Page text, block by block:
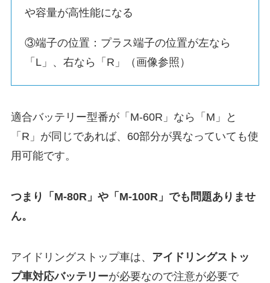
や容量が高性能になる
③端子の位置：プラス端子の位置が左なら
「L」、右なら「R」（画像参照）
適合バッテリー型番が「M-60R」なら「M」と
「R」が同じであれば、60部分が異なっていても使
用可能です。
つまり「M-80R」や「M-100R」でも問題ありませ
ん。
アイドリングストップ車は、 アイドリングストッ
プ車対応バッテリーが必要なので注意が必要で